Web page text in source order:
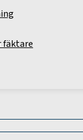
fäktare